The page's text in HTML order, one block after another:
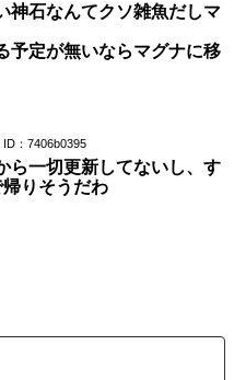
神石なんてクソ雑魚だしマ
予定が無いならマグナに移
ID：7406b0395
ら一切更新してないし、す
りそうだわ